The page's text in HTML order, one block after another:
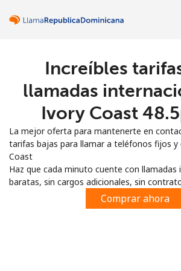
¡Bienvenido!
Regístrate con
o
Increíbles
llamadas
Ivory Coast
La mejor oferta para mantenerte en
tarifas bajas para llamar a teléfonos fijos y
Coast
Haz que cada minuto cuente con llamadas
baratas, sin cargos adicionales, sin
Comprar ahora